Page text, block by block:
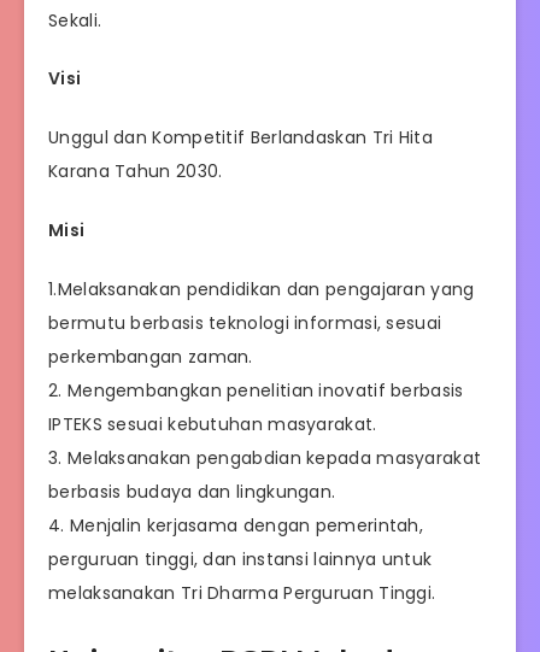
Sekali.
Visi
Unggul dan Kompetitif Berlandaskan Tri Hita
Karana Tahun 2030.
Misi
1.Melaksanakan pendidikan dan pengajaran yang
bermutu berbasis teknologi informasi, sesuai
perkembangan zaman.
2. Mengembangkan penelitian inovatif berbasis
IPTEKS sesuai kebutuhan masyarakat.
3. Melaksanakan pengabdian kepada masyarakat
berbasis budaya dan lingkungan.
4. Menjalin kerjasama dengan pemerintah,
perguruan tinggi, dan instansi lainnya untuk
melaksanakan Tri Dharma Perguruan Tinggi.